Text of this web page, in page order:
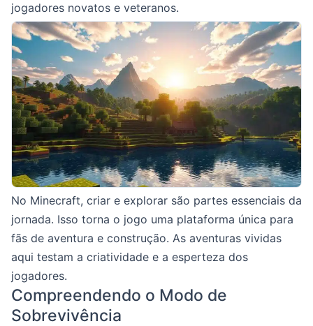
jogadores novatos e veteranos.
No Minecraft, criar e explorar são partes essenciais da
jornada. Isso torna o jogo uma plataforma única para
fãs de aventura e construção. As aventuras vividas
aqui testam a criatividade e a esperteza dos
jogadores.
Compreendendo o Modo de
Sobrevivência